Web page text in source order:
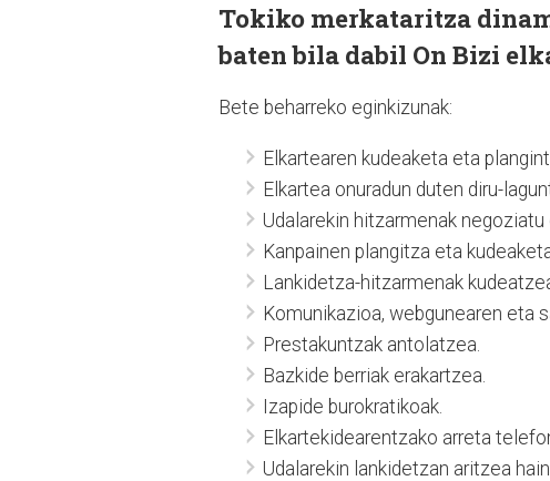
Tokiko merkataritza
baten bila dabil On Bizi
Bete beharreko eginkizunak:
Elkartearen kudeaketa eta
Elkartea onuradun duten diru-
Udalarekin hitzarmenak negoziatu
Kanpainen plangitza eta
Lankidetza-hitzarmenak
Komunikazioa, webgunearen eta
Prestakuntzak antolatzea.
Bazkide berriak erakartzea.
Izapide burokratikoak.
Elkartekidearentzako arreta
Udalarekin lankidetzan aritzea